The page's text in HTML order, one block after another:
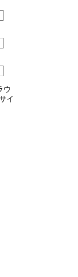
ウ
イ